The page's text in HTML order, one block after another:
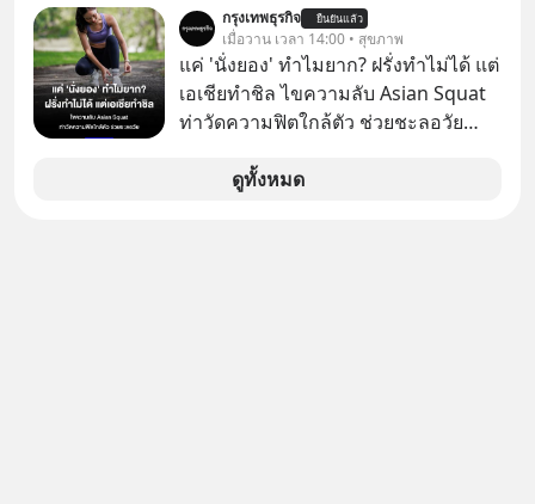
ยอมหงายการ์ดแจกเทคโนโลยีระดับ
โลกให้ทุกคนดาวน์โหลดไปใช้แบบฟรีๆ
และเบื้องหลังข้ออ้างเรื่องความ
ปลอดภัย แท้จริงแล้วบริษัทยักษ์ใหญ่
ของอเมริกากำลังกลัวอะไรกันแน่ เลือก
ติดตาม PodCast ช่อง Geek Forever’s
กรุงเทพธุรกิจ ยืนยันแล้ว
เมื่อวาน เวลา 14:00 • สุขภาพ
แค่ 'นั่งยอง' ทำไมยาก? ฝรั่งทำไม่ได้ แต่
เอเชียทำชิล ไขความลับ Asian Squat
ท่าวัดความฟิตใกล้ตัว ช่วยชะลอวัย
ต่างชาติที่พยายามทำ “Asian Squat”
ดูทั้งหมด